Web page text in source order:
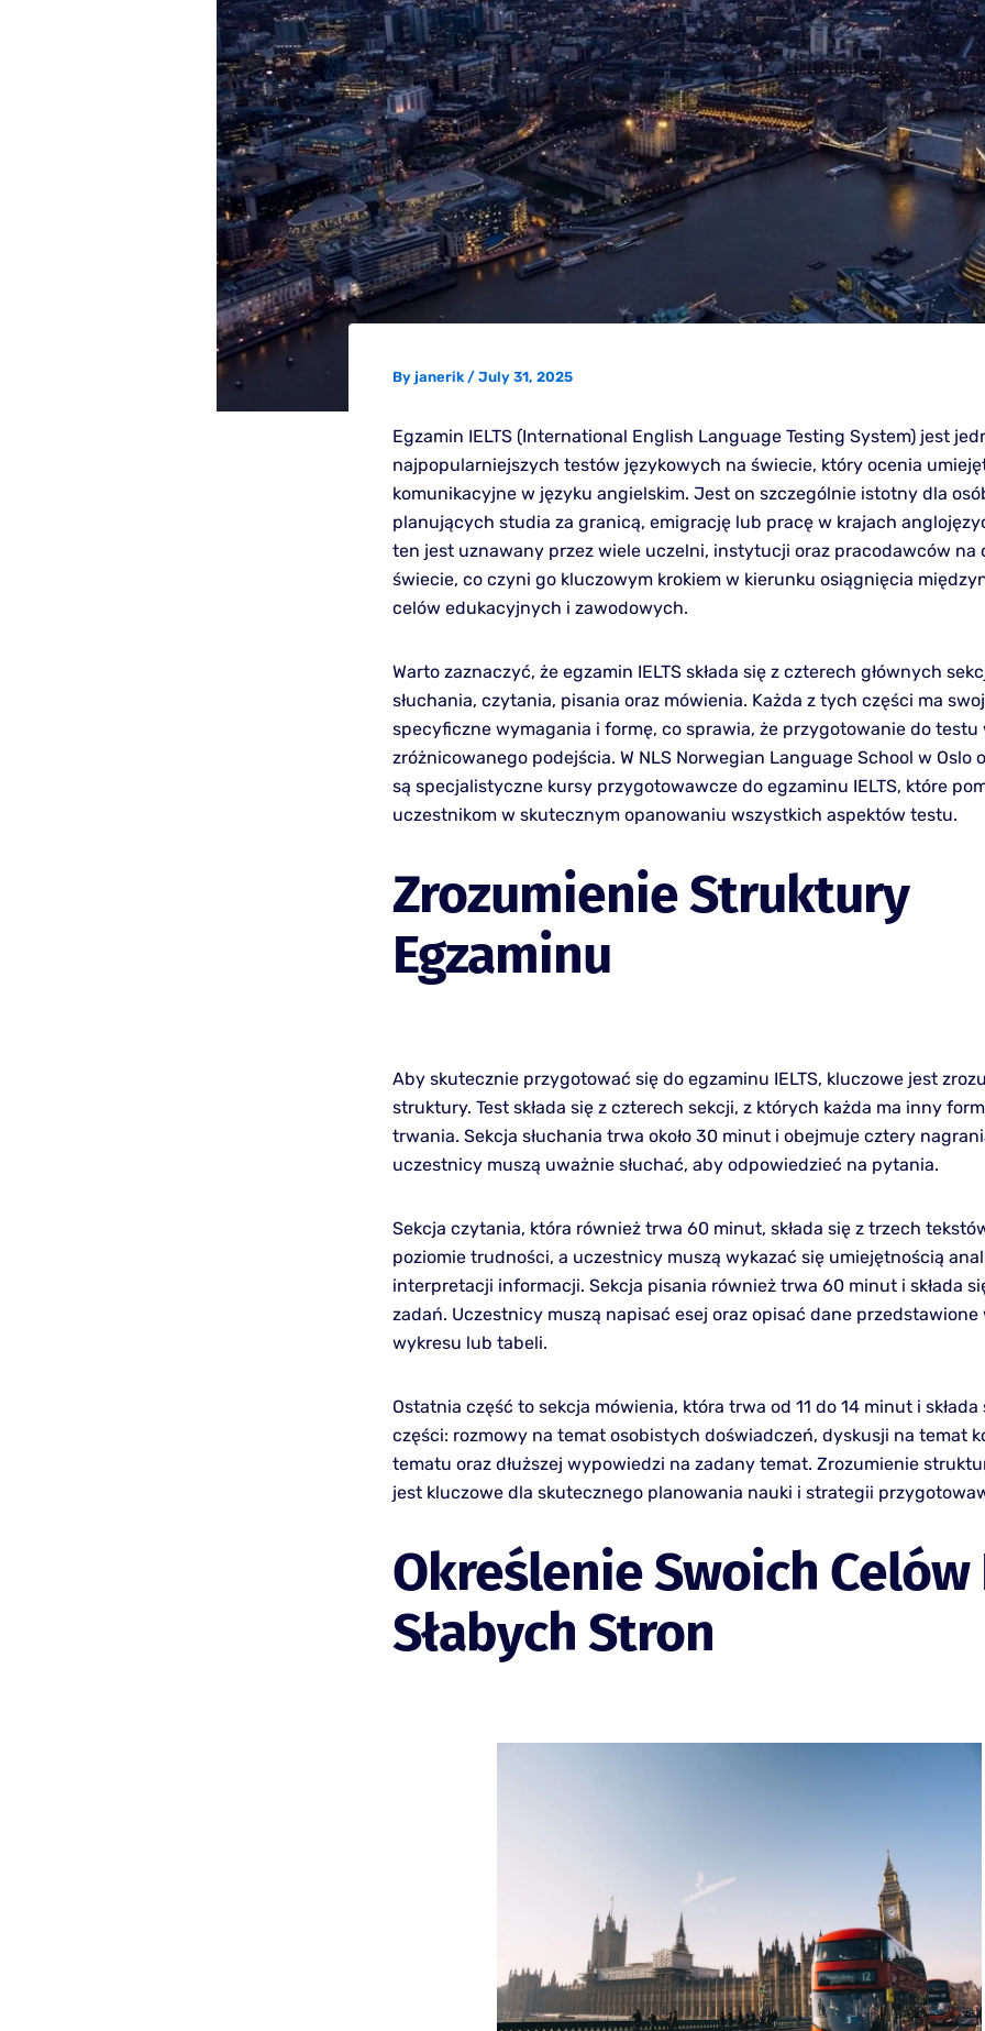
By janerik / July 31, 2025
Egzamin IELTS (International English Language Testing System) jest
najpopularniejszych testów językowych na świecie, który ocenia
komunikacyjne w języku angielskim. Jest on szczególnie istotny dla
planujących studia za granicą, emigrację lub pracę w krajach
ten jest uznawany przez wiele uczelni, instytucji oraz pracodawców na
świecie, co czyni go kluczowym krokiem w kierunku osiągnięcia
celów edukacyjnych i zawodowych.
Warto zaznaczyć, że egzamin IELTS składa się z czterech głównych
słuchania, czytania, pisania oraz mówienia. Każda z tych części ma
specyficzne wymagania i formę, co sprawia, że przygotowanie do testu
zróżnicowanego podejścia. W NLS Norwegian Language School w Oslo
są specjalistyczne kursy przygotowawcze do egzaminu IELTS, które
uczestnikom w skutecznym opanowaniu wszystkich aspektów testu.
Zrozumienie Struktury
Egzaminu
Aby skutecznie przygotować się do egzaminu IELTS, kluczowe jest
struktury. Test składa się z czterech sekcji, z których każda ma inny
trwania. Sekcja słuchania trwa około 30 minut i obejmuje cztery
uczestnicy muszą uważnie słuchać, aby odpowiedzieć na pytania.
Sekcja czytania, która również trwa 60 minut, składa się z trzech
poziomie trudności, a uczestnicy muszą wykazać się umiejętnością
interpretacji informacji. Sekcja pisania również trwa 60 minut i składa
zadań. Uczestnicy muszą napisać esej oraz opisać dane przedstawione
wykresu lub tabeli.
Ostatnia część to sekcja mówienia, która trwa od 11 do 14 minut i składa
części: rozmowy na temat osobistych doświadczeń, dyskusji na temat
tematu oraz dłuższej wypowiedzi na zadany temat. Zrozumienie
jest kluczowe dla skutecznego planowania nauki i strategii
Określenie Swoich Celów
Słabych Stron